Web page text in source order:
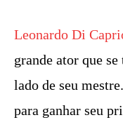
Leonardo Di
grande ator que
lado de seu
para ganhar seu